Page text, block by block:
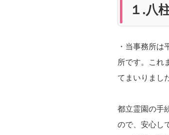
１.八
・当事務所
所です。これ
てまいりまし
都立霊園の手
ので、安心し